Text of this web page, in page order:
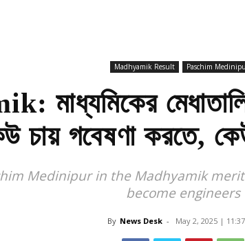
Madhyamik Result Paschim
মাধ্যমিকের
চায় গবেষণা করতে, কেউ
Medinipur in the Madhyamik
become engineers
By News Desk - May 2, 2025 |